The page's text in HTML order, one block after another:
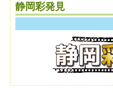
静岡彩発見